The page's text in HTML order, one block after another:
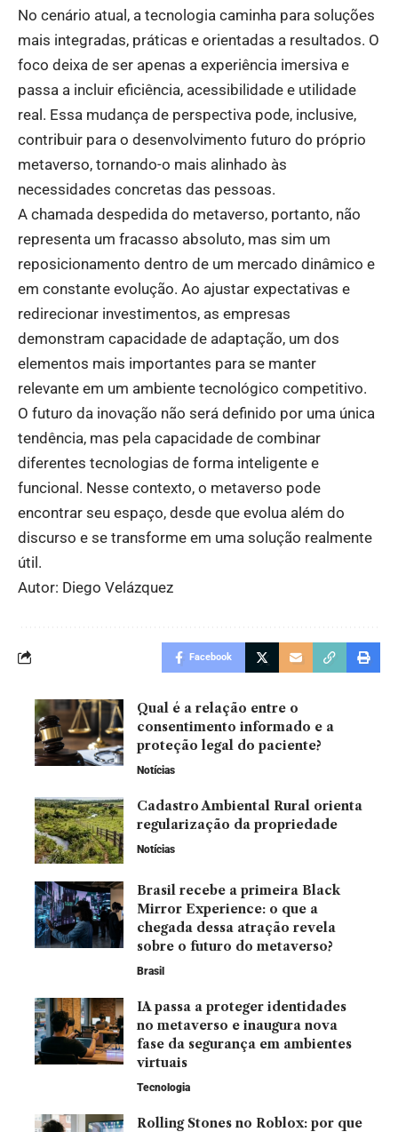
No cenário atual, a tecnologia caminha para soluções
mais integradas, práticas e orientadas a resultados. O
foco deixa de ser apenas a experiência imersiva e
passa a incluir eficiência, acessibilidade e utilidade
real. Essa mudança de perspectiva pode, inclusive,
contribuir para o desenvolvimento futuro do próprio
metaverso, tornando-o mais alinhado às
necessidades concretas das pessoas.
A chamada despedida do metaverso, portanto, não
representa um fracasso absoluto, mas sim um
reposicionamento dentro de um mercado dinâmico e
em constante evolução. Ao ajustar expectativas e
redirecionar investimentos, as empresas
demonstram capacidade de adaptação, um dos
elementos mais importantes para se manter
relevante em um ambiente tecnológico competitivo.
O futuro da inovação não será definido por uma única
tendência, mas pela capacidade de combinar
diferentes tecnologias de forma inteligente e
funcional. Nesse contexto, o metaverso pode
encontrar seu espaço, desde que evolua além do
discurso e se transforme em uma solução realmente
útil.
Autor: Diego Velázquez
Facebook
Qual é a relação entre o
consentimento informado e a
proteção legal do paciente?
Notícias
Cadastro Ambiental Rural orienta
regularização da propriedade
Notícias
Brasil recebe a primeira Black
Mirror Experience: o que a
chegada dessa atração revela
sobre o futuro do metaverso?
Brasil
IA passa a proteger identidades
no metaverso e inaugura nova
fase da segurança em ambientes
virtuais
Tecnologia
Rolling Stones no Roblox: por que